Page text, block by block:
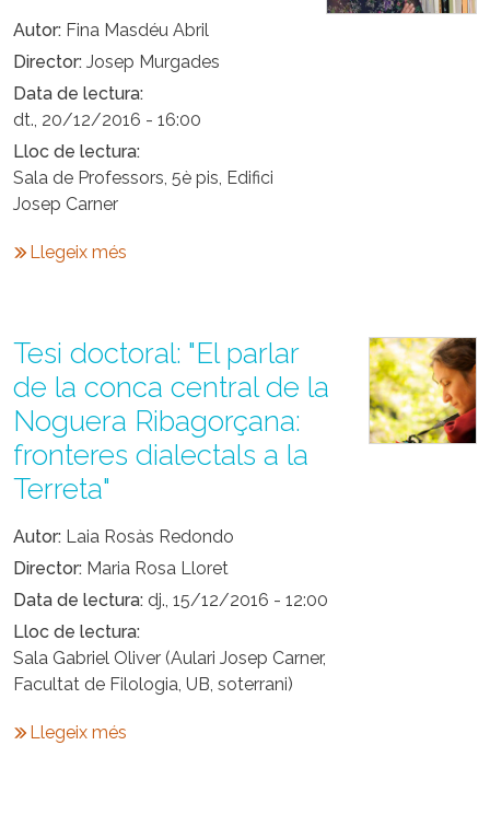
Autor Fina Masdéu Abril
Director Josep Murgades
Data de lectura
dt., 20/12/2016 - 16:00
Lloc de lectura
Sala de Professors, 5è pis, Edifici
Josep Carner
Llegeix més
Tesi doctoral: "El parlar
de la conca central de la
Noguera Ribagorçana:
fronteres dialectals a la
Terreta"
Autor Laia Rosàs Redondo
Director Maria Rosa Lloret
Data de lectura dj., 15/12/2016 - 12:00
Lloc de lectura
Sala Gabriel Oliver (Aulari Josep Carner,
Facultat de Filologia, UB, soterrani)
Llegeix més